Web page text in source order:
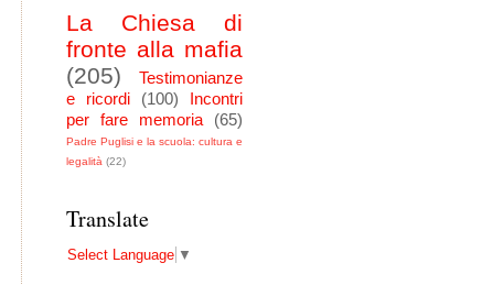
La Chiesa di
fronte alla mafia
(205)
Testimonianze
e ricordi
(100)
Incontri
per fare memoria
(65)
Padre Puglisi e la scuola: cultura e
legalità (22)
Translate
Select Language ▼